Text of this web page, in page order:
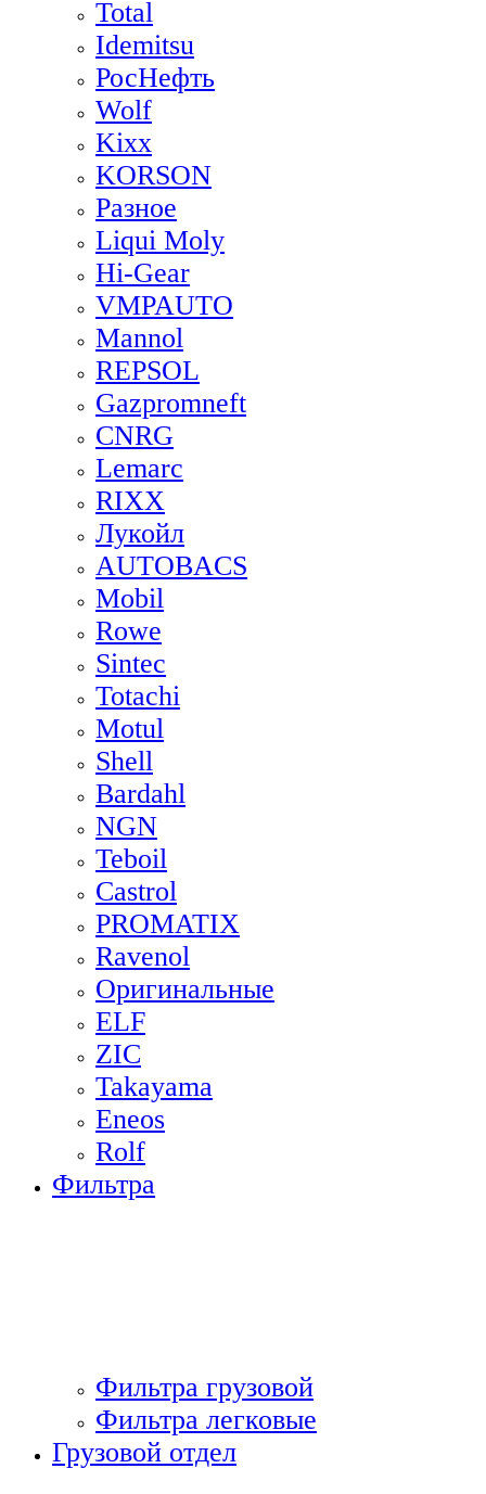
Total
Idemitsu
РосНефть
Wolf
Kixx
KORSON
Разное
Liqui Moly
Hi-Gear
VMPAUTO
Mannol
REPSOL
Gazpromneft
CNRG
Lemarc
RIXX
Лукойл
AUTOBACS
Mobil
Rowe
Sintec
Totachi
Motul
Shell
Bardahl
NGN
Teboil
Castrol
PROMATIX
Ravenol
Оригинальные
ELF
ZIC
Takayama
Eneos
Rolf
Фильтра
Фильтра грузовой
Фильтра легковые
Грузовой отдел